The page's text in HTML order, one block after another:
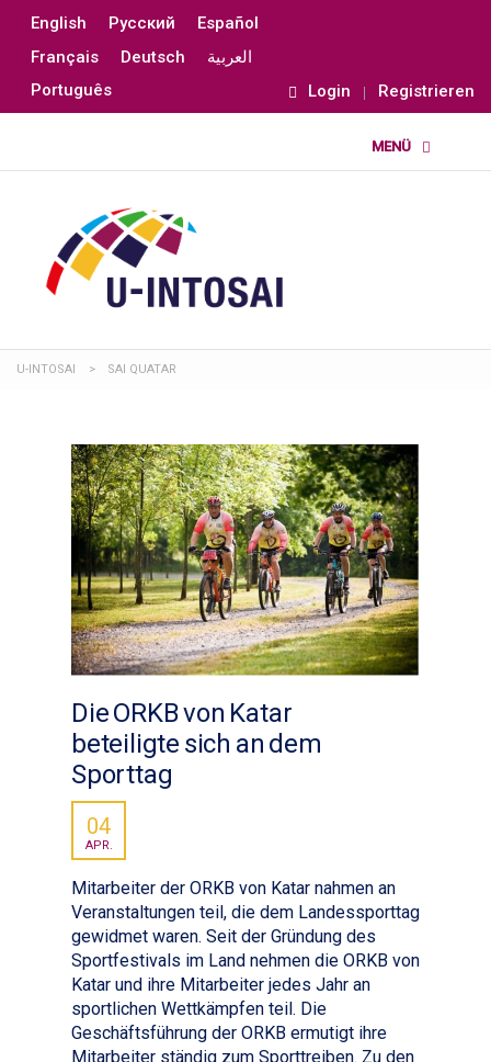
English Русский
Español
Français
Deutsch
العربية
Português
Login Registrieren
U-INTOSAI > SAI QUATAR
Die ORKB von Katar
beteiligte sich an dem
Sporttag
04
APR.
Mitarbeiter der ORKB von Katar nahmen an
Veranstaltungen teil, die dem Landessporttag
gewidmet waren. Seit der Gründung des
Sportfestivals im Land nehmen die ORKB von
Katar und ihre Mitarbeiter jedes Jahr an
sportlichen Wettkämpfen teil. Die
Geschäftsführung der ORKB ermutigt ihre
Mitarbeiter ständig zum Sporttreiben. Zu den